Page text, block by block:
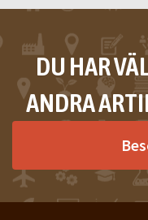
DU HAR
ANDRA